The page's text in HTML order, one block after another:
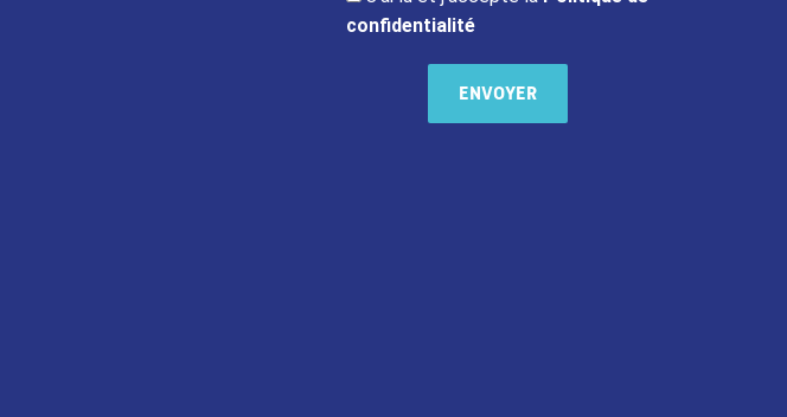
confidentialité